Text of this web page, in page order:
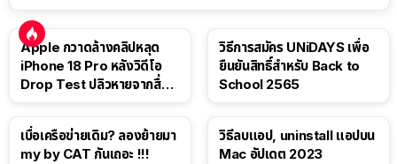
Apple กวาดล้างคลิปหลุด
iPhone 18 Pro หลังวิดีโอ
Drop Test ปลิวหายจากสื่อ
วิธีการสมัคร UNiDAYS เพื่อ
ยืนยันสิทธิ์สำหรับ Back to
School 2565
เบื่อเครือข่ายเดิม? ลองย้ายมา
my by CAT กันเถอะ !!!
วิธีลบแอป, uninstall แอปบน
Mac อัปเดต 2023